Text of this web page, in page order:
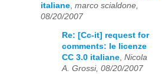
italiane marco scialdone,
08/20/2007
Re: [Cc-it] request for
comments: le licenze
CC 3.0 italiane, Nicola
A. Grossi, 08/20/2007